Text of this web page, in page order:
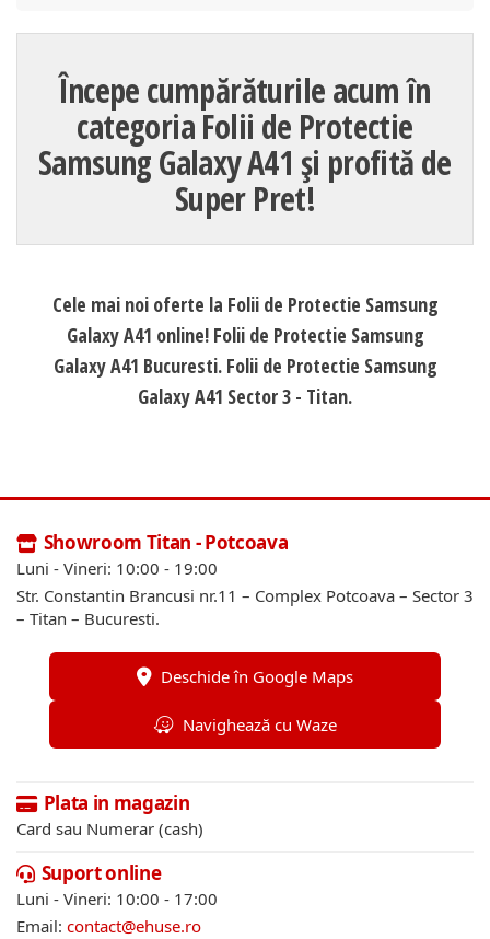
Începe cumpărăturile acum în
categoria Folii de Protectie
Samsung Galaxy A41 și profită de
Super Pret!
Cele mai noi oferte la Folii de Protectie Samsung
Galaxy A41 online! Folii de Protectie Samsung
Galaxy A41 Bucuresti. Folii de Protectie Samsung
Galaxy A41 Sector 3 - Titan.
Showroom Titan - Potcoava
Luni - Vineri: 10:00 - 19:00
Str. Constantin Brancusi nr.11 – Complex Potcoava – Sector 3
– Titan – Bucuresti.
Deschide în Google Maps
Navighează cu Waze
Plata in magazin
Card sau Numerar (cash)
Suport online
Luni - Vineri: 10:00 - 17:00
Email: contact@ehuse.ro